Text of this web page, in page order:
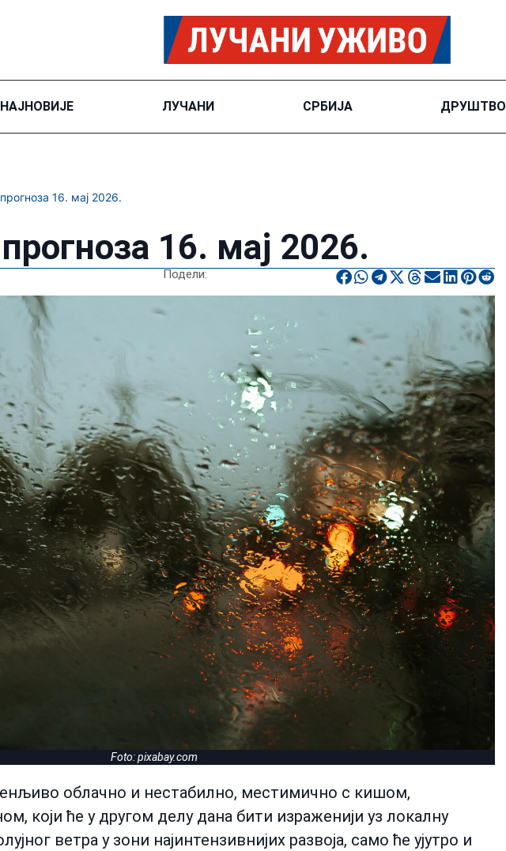
НАЈНОВИЈЕ ЛУЧАНИ СРБИЈА ДРУШТВО
16. мај 2026.
16. мај 2026.
Подели:
Foto: pixabay.com
облачно и нестабилно, местимично с кишом,
који ће у другом делу дана бити израженији уз локалну
ветра у зони најинтензивнијих развоја, само ће ујутро и